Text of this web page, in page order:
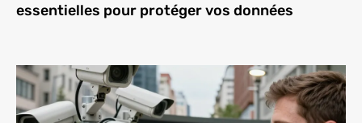
essentielles pour protéger vos données